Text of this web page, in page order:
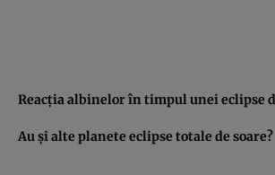
Reacţia albinelor în timpul unei eclipse
Au şi alte planete eclipse totale de soare?